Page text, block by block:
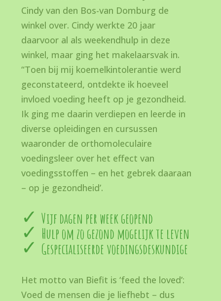
Cindy van den Bos-van Domburg de
winkel over. Cindy werkte 20 jaar
daarvoor al als weekendhulp in deze
winkel, maar ging het makelaarsvak in.
“Toen bij mij koemelkintolerantie werd
geconstateerd, ontdekte ik hoeveel
invloed voeding heeft op je gezondheid.
Ik ging me daarin verdiepen en leerde in
diverse opleidingen en cursussen
waaronder de orthomoleculaire
voedingsleer over het effect van
voedingsstoffen – en het gebrek daaraan
– op je gezondheid’.
Vijf dagen per week geopend
Hulp om zo gezond mogelijk te leven
Gespecialiseerde voedingsdeskundige
Het motto van Biefit is ‘feed the loved’:
Voed de mensen die je liefhebt – dus